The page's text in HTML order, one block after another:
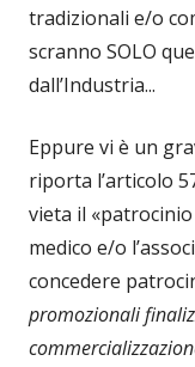
tradizionali e/o
scranno SOLO
dall’Industria...
Eppure vi è un
riporta l’articolo
vieta il
medico e/o
concedere
promozionali